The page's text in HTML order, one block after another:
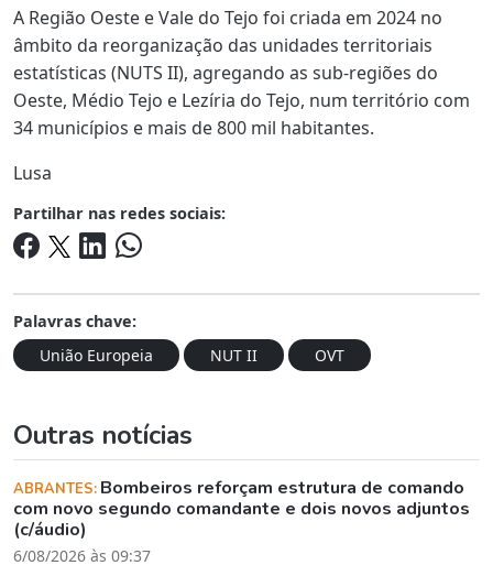
A Região Oeste e Vale do Tejo foi criada em 2024 no
âmbito da reorganização das unidades territoriais
estatísticas (NUTS II), agregando as sub-regiões do
Oeste, Médio Tejo e Lezíria do Tejo, num território com
34 municípios e mais de 800 mil habitantes.
Lusa
Partilhar nas redes sociais:
Palavras chave:
União Europeia
NUT II OVT
Outras notícias
ABRANTES: Bombeiros reforçam estrutura de comando
com novo segundo comandante e dois novos adjuntos
(c/áudio)
6/08/2026 às 09:37